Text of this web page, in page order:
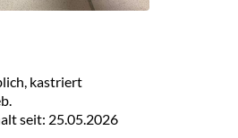
kastriert
seit: 25.05.2026